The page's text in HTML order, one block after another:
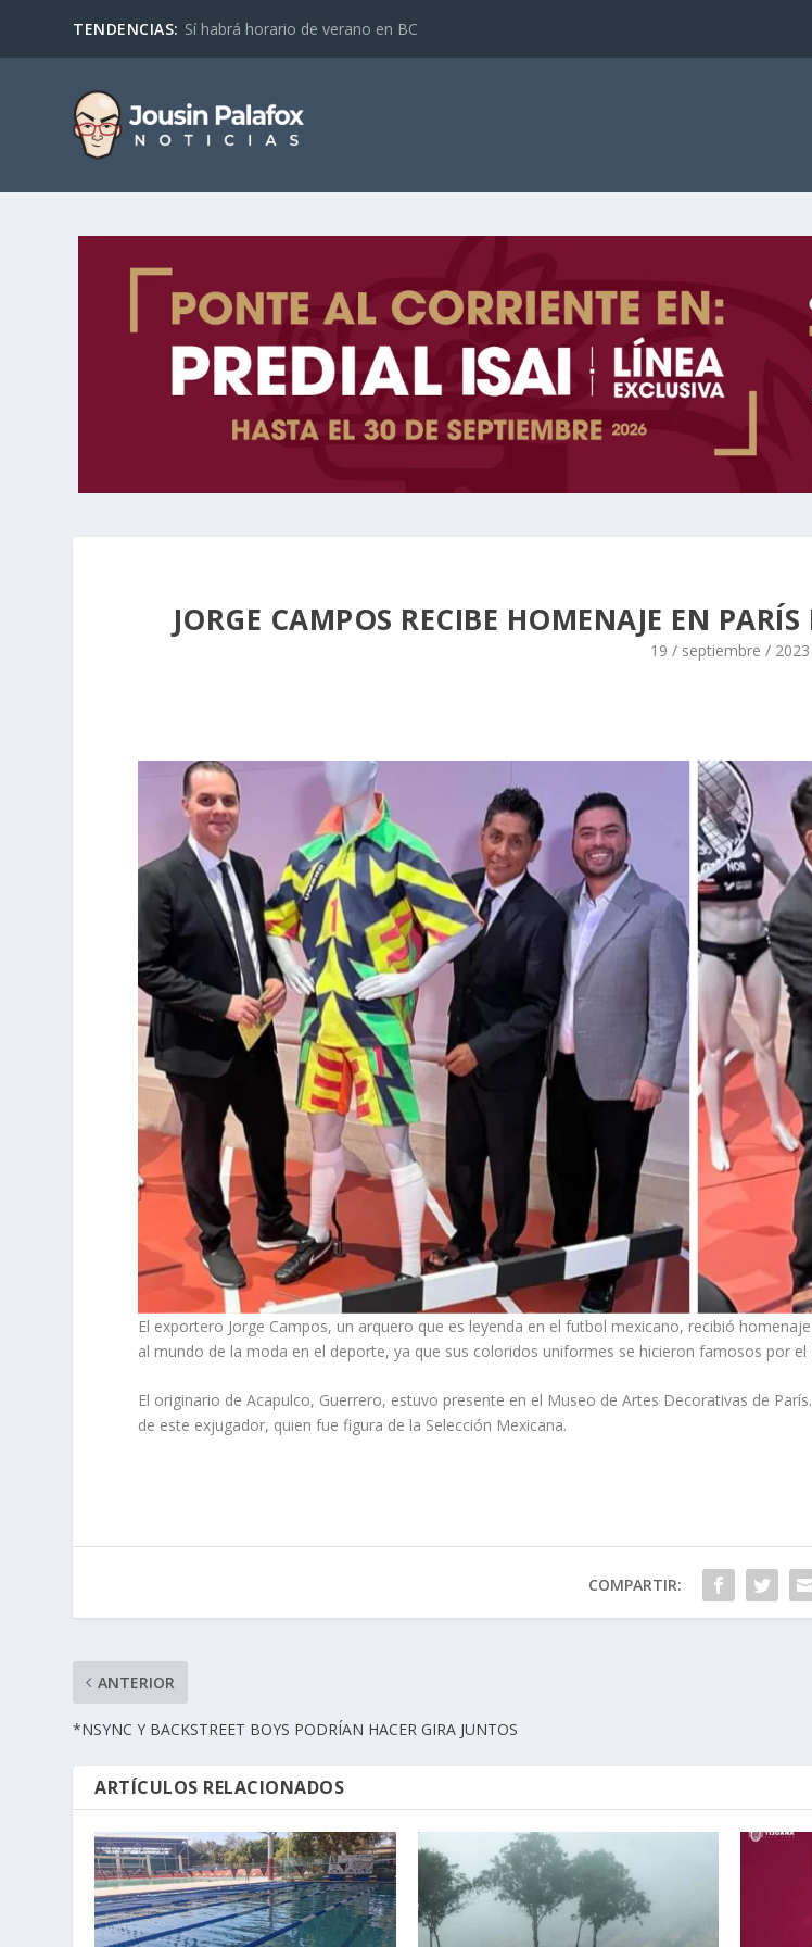
TENDENCIAS: Sí habrá horario de verano en BC
JORGE CAMPOS RECIBE HOMENAJE EN
19 / septiembre / 2023
El exportero Jorge Campos, un arquero que es leyenda en el futbol mexicano, recibió
al mundo de la moda en el deporte, ya que sus coloridos uniformes se hicieron famosos por el
El originario de Acapulco, Guerrero, estuvo presente en el Museo de Artes Decorativas de
de este exjugador, quien fue figura de la Selección Mexicana.
COMPARTIR:
ANTERIOR
*NSYNC Y BACKSTREET BOYS PODRÍAN HACER GIRA JUNTOS
ARTÍCULOS RELACIONADOS